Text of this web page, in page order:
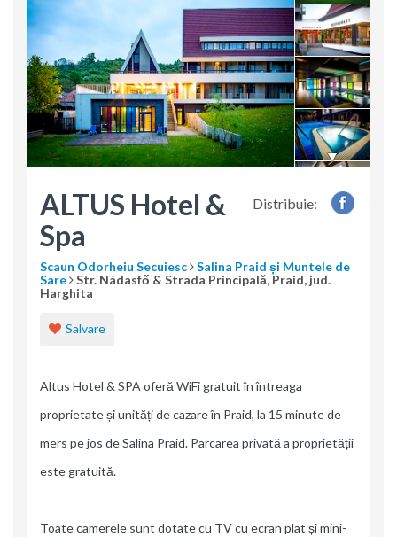
Distribuie:
ALTUS Hotel &
Spa
Scaun Odorheiu Secuiesc
Salina Praid și Muntele de
Sare
Str. Nádasfő & Strada Principală, Praid, jud.
Harghita
Salvare
Altus Hotel & SPA oferă WiFi gratuit în întreaga
proprietate și unități de cazare în Praid, la 15 minute de
mers pe jos de Salina Praid. Parcarea privată a proprietății
este gratuită.
Toate camerele sunt dotate cu TV cu ecran plat și mini-